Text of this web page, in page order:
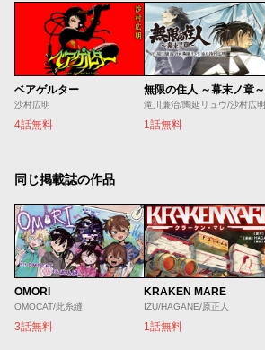
ベアゲルター
沙村広明
4話無料
無限の住人 ～幕末ノ章～
滝川廉治/陶延リュウ/沙村広明
1話無料
同じ掲載誌の作品
OMORI
OMOCAT/此糸縫
3話無料
KRAKEN MARE
IZU/HAGANE/原正人
1話無料